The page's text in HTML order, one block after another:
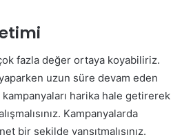
fazla değer ortaya koyabiliriz.
uzun süre devam eden
kampanyaları harika hale getirerek
Kampanyalarda
bir şekilde yansıtmalısınız.